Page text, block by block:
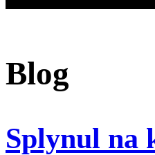
Blog
Splynul na